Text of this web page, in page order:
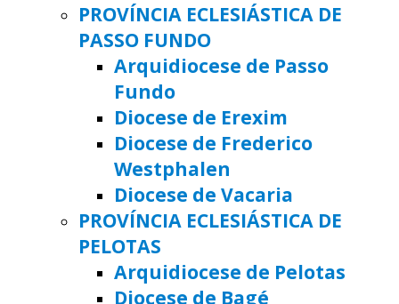
PROVÍNCIA ECLESIÁSTICA DE
PASSO FUNDO
Arquidiocese de Passo
Fundo
Diocese de Erexim
Diocese de Frederico
Westphalen
Diocese de Vacaria
PROVÍNCIA ECLESIÁSTICA DE
PELOTAS
Arquidiocese de Pelotas
Diocese de Bagé